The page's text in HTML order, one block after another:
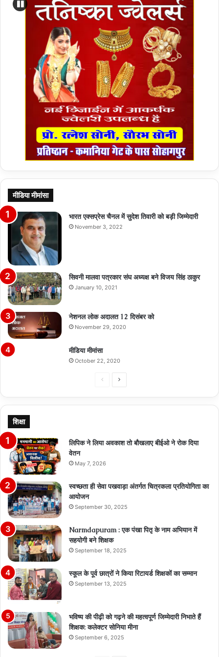
मीडिया मीमांसा
भारत एक्सप्रेस चैनल में सुदेश तिवारी को बड़ी जिम्मेदारी
November 3, 2022
सिवनी मालवा पत्रकार संघ अध्यक्ष बने विजय सिंह ठाकुर
January 10, 2021
नेशनल लोक अदालत 12 दिसंबर को
November 29, 2020
मीडिया मीमांसा
October 22, 2020
PreviousNext
शिक्षा
लिपिक ने लिया अवकाश तो बौखलाए बीईओ ने रोक दिया
वेतन
May 7, 2026
स्वच्छता ही सेवा पखवाड़ा अंतर्गत चित्रकला प्रतियोगिता का
आयोजन
September 30, 2025
Narmdapuram : एक पंखा पितृ के नाम अभियान में
सहयोगी बने शिक्षक
September 18, 2025
स्कूल के पूर्व छात्रों ने किया रिटायर्ड शिक्षकों का सम्मान
September 13, 2025
भविष्य की पीढ़ी को गढ़ने की महत्वपूर्ण जिम्मेदारी निभाते हैं
शिक्षक: कलेक्टर सोनिया मीना
September 6, 2025